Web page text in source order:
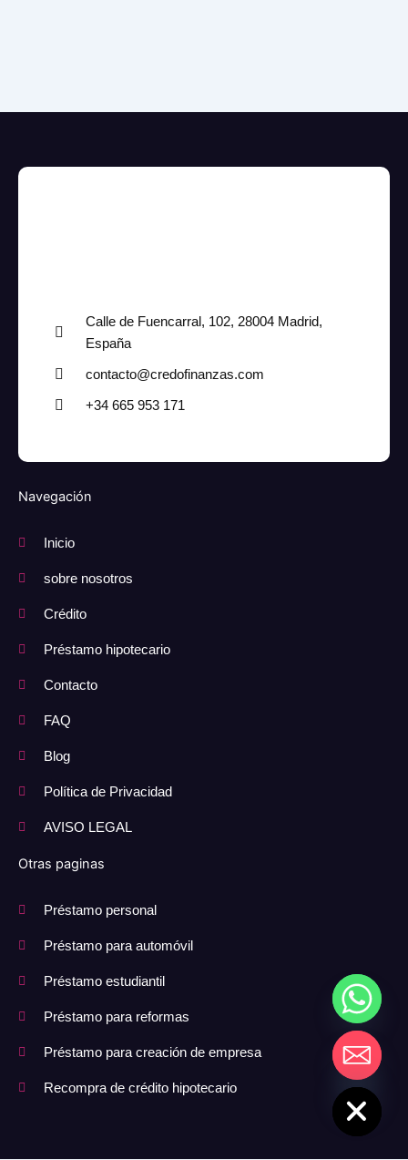
Calle de Fuencarral, 102, 28004 Madrid,
España
contacto@credofinanzas.com
+34 665 953 171
Navegación
Inicio
sobre nosotros
Crédito
Préstamo hipotecario
Contacto
FAQ
Blog
Política de Privacidad
AVISO LEGAL
Otras paginas
Préstamo personal
Préstamo para automóvil
Préstamo estudiantil
Préstamo para reformas
Préstamo para creación de empresa
Recompra de crédito hipotecario Hide chaty